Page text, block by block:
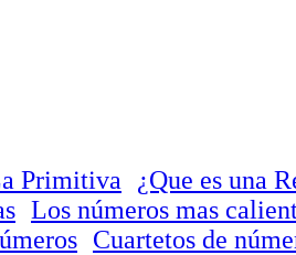
Primitiva ¿Que es una
Los números mas
Cuartetos de